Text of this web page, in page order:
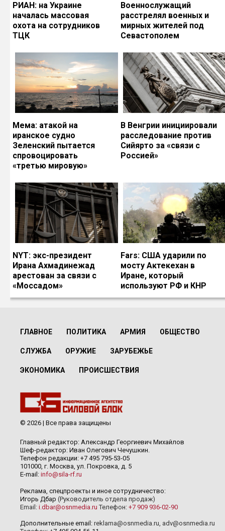
РИАН: на Украине
началась массовая
охота на сотрудников
ТЦК
Военнослужащий
расстрелял военных и
мирных жителей под
Севастополем
Мема: атакой на
иранское судно
Зеленский пытается
спровоцировать
«третью мировую»
В Венгрии инициировали
расследование против
Сийярто за «связи с
Россией»
NYT: экс-президент
Ирана Ахмадинежад
арестован за связи с
«Моссадом»
Fars: США ударили по
мосту Актекехан в
Иране, который
используют РФ и КНР
ГЛАВНОЕ ПОЛИТИКА АРМИЯ ОБЩЕСТВО
СЛУЖБА ОРУЖИЕ ЗАРУБЕЖЬЕ
ЭКОНОМИКА ПРОИСШЕСТВИЯ
© 2026 | Все права защищены
Главный редактор: Александр Георгиевич Михайлов
Шеф-редактор: Иван Олегович Чечушкин.
Телефон редакции: +7 495 795-53-05
101000, г. Москва, ул. Покровка, д. 5
E-mail: info@sila-rf.ru
Реклама, спецпроекты и иное сотрудничество:
Игорь Дбар (Руководитель отдела продаж)
Email: i.dbar@osnmedia.ru Телефон: +7 909 936-02-90
Дополнительные email: reklama@osnmedia.ru, adv@osnmedia.ru